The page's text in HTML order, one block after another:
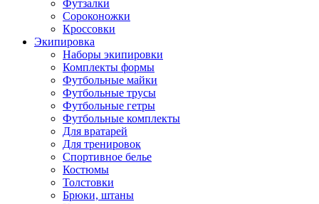
Футзалки
Сороконожки
Кроссовки
Экипировка
Наборы экипировки
Комплекты формы
Футбольные майки
Футбольные трусы
Футбольные гетры
Футбольные комплекты
Для вратарей
Для тренировок
Спортивное белье
Костюмы
Толстовки
Брюки, штаны